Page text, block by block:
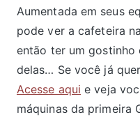
Aumentada em seus
pode ver a cafeteira
então ter um gostinho
delas… Se você já
Acesse aqui e veja
máquinas da primeira